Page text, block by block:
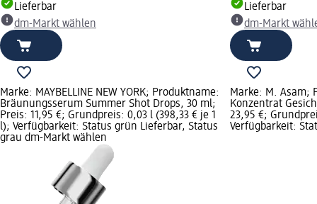
Lieferbar
dm-Markt wählen
Lieferbar
dm-Markt
Marke: MAYBELLINE NEW YORK; Produktname:
Bräunungsserum Summer Shot Drops, 30 ml;
Preis: 11,95 €; Grundpreis: 0,03 l (398,33 € je 1
l); Verfügbarkeit: Status grün Lieferbar, Status
grau dm-Markt wählen
Marke: M. Asam;
Konzentrat
23,95 €;
Verfügbarkeit: